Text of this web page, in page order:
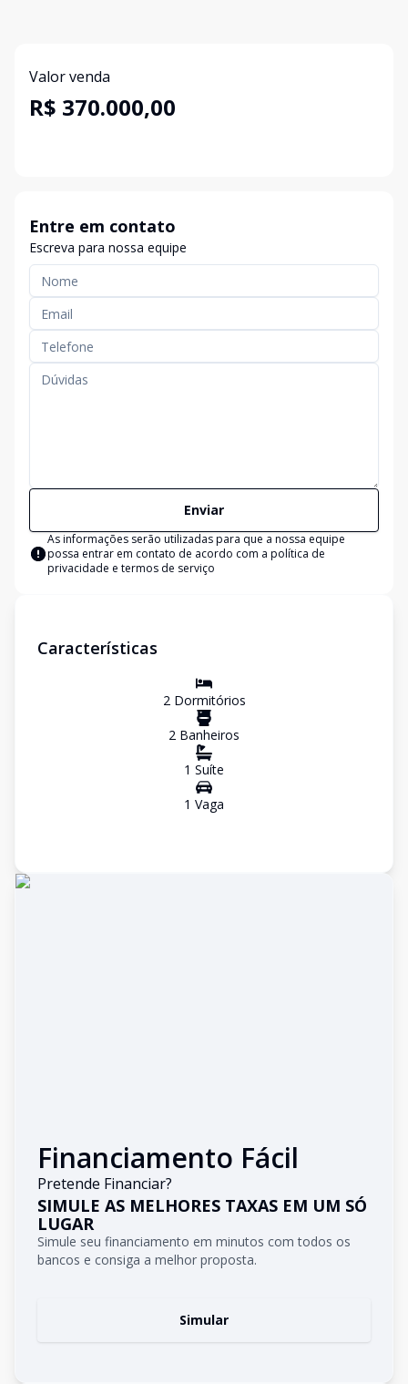
Valor venda
R$ 370.000,00
Entre em contato
Escreva para nossa equipe
Enviar
As informações serão utilizadas para que a nossa equipe
possa entrar em contato de acordo com a política de
privacidade e termos de serviço
Características
2Dormitórios
2 Banheiros
1 Suíte
1 Vaga
Financiamento Fácil
Pretende Financiar?
SIMULE AS MELHORES TAXAS EM UM SÓ
LUGAR
Simule seu financiamento em minutos com todos os
bancos e consiga a melhor proposta.
Simular